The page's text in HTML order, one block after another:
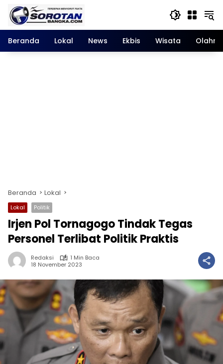
Langsung
konten
Beranda
Lokal News Ekbis Wisata
Beranda Lokal
Lokal Politik
Irjen Pol Tornagogo Tindak Tegas
Personel Terlibat Politik Praktis
Redaksi
1 Min Baca
18 November 2023